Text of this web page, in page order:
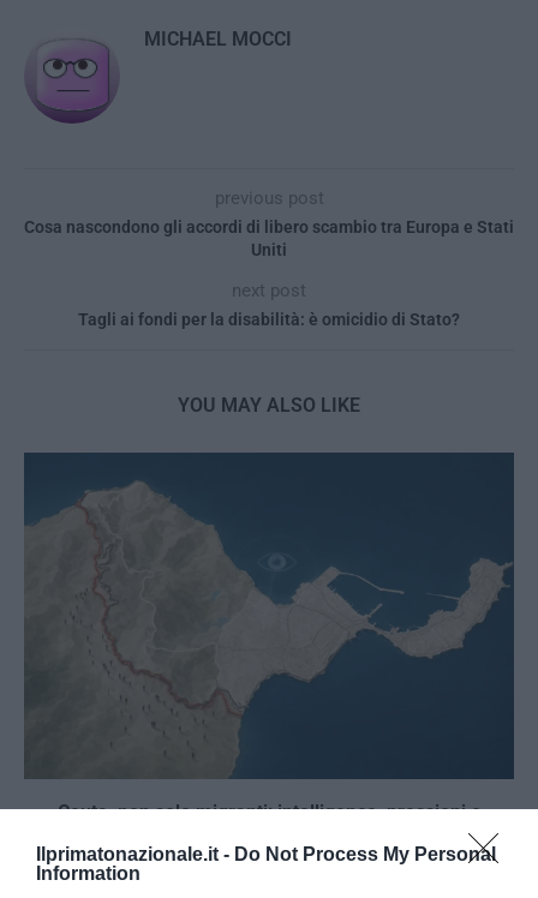
Ilprimatonazionale.it - Do Not Process My Personal
Information
MICHAEL MOCCI
previous post
Cosa nascondono gli accordi di libero scambio tra Europa e Stati
Uniti
next post
Tagli ai fondi per la disabilità: è omicidio di Stato?
YOU MAY ALSO LIKE
Ceuta, non solo migranti: intelligence, pressioni e